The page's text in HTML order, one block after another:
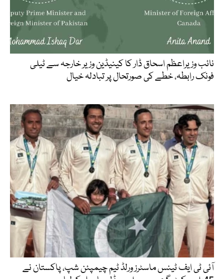
نائب وزیراعظم اسحاق ڈار کا کینیڈین وزیر خارجہ سے ٹیلی
فونک رابطہ، خطے کی صورتحال پر تبادلہ خیال
آئی ٹی ایف ٹینس ماسٹرز ورلڈ ٹیم چیمپئن شپ، پاکستان نے